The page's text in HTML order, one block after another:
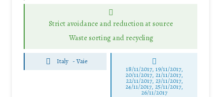
Strict avoidance and reduction at source
Waste sorting and recycling
Italy -Vaie
18/11/2017, 19/11/2017,
20/11/2017, 21/11/2017,
22/11/2017, 23/11/2017,
24/11/2017, 25/11/2017,
26/11/2017